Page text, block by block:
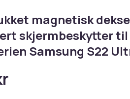
magnetisk
skjermbeskytter til
Samsung S22